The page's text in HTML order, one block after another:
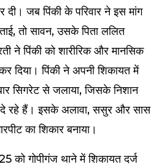
जब पिंकी के परिवार ने इस मांग
तो सावन, उसके पिता ललित
ने पिंकी को शारीरिक और मानसिक
दिया। पिंकी ने अपनी शिकायत में
सिगरेट से जलाया, जिसके निशान
रहे हैं। इसके अलावा, ससुर और सास
का शिकार बनाया।
को गोपीगंज थाने में शिकायत दर्ज